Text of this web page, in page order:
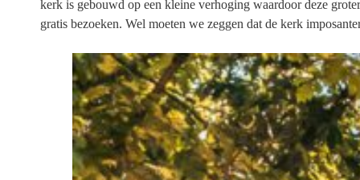
kerk is gebouwd op een kleine verhoging waardoor deze
gratis bezoeken. Wel moeten we zeggen dat de kerk